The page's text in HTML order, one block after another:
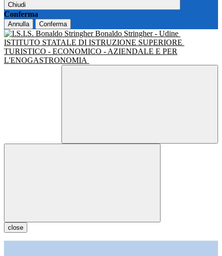
Chiudi
Conferma
Annulla Conferma
Bonaldo Stringher - Udine
ISTITUTO STATALE DI ISTRUZIONE SUPERIORE
TURISTICO - ECONOMICO - AZIENDALE E PER
L'ENOGASTRONOMIA
close